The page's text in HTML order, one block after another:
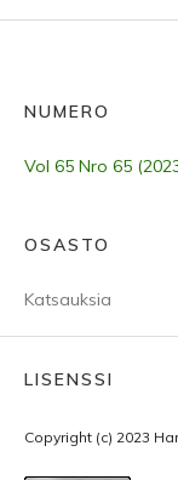
NUMERO
Vol 65 Nro 65
OSASTO
Katsauksia
LISENSSI
Copyright (c) 2023